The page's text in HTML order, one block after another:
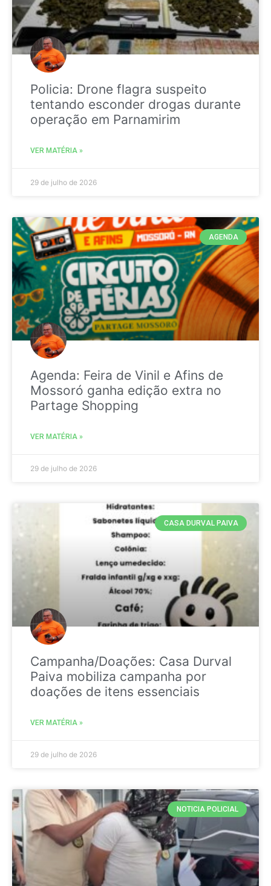
Policia: Drone flagra suspeito
tentando esconder drogas durante
operação em Parnamirim
VER MATÉRIA »
29 de julho de 2026
AGENDA
Agenda: Feira de Vinil e Afins de
Mossoró ganha edição extra no
Partage Shopping
VER MATÉRIA »
29 de julho de 2026
CASA DURVAL PAIVA
Campanha/Doações: Casa Durval
Paiva mobiliza campanha por
doações de itens essenciais
VER MATÉRIA »
29 de julho de 2026
NOTICIA POLICIAL